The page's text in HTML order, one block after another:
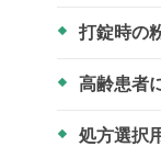
打錠時の
高齢患者
処方選択